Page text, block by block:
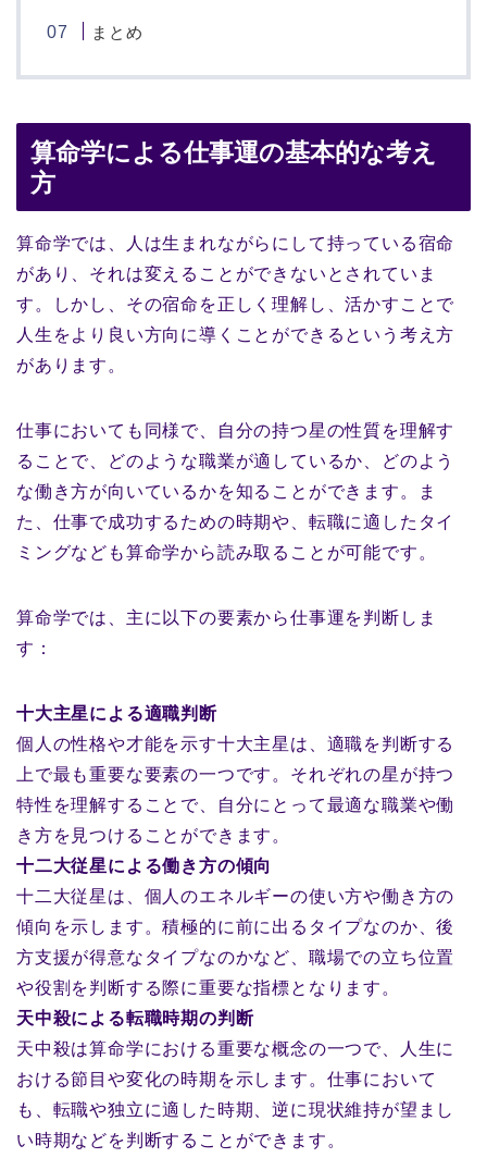
まとめ
算命学による仕事運の基本的な考え
方
算命学では、人は生まれながらにして持っている宿命
があり、それは変えることができないとされていま
す。しかし、その宿命を正しく理解し、活かすことで
人生をより良い方向に導くことができるという考え方
があります。
仕事においても同様で、自分の持つ星の性質を理解す
ることで、どのような職業が適しているか、どのよう
な働き方が向いているかを知ることができます。ま
た、仕事で成功するための時期や、転職に適したタイ
ミングなども算命学から読み取ることが可能です。
算命学では、主に以下の要素から仕事運を判断しま
す：
十大主星による適職判断
個人の性格や才能を示す十大主星は、適職を判断する
上で最も重要な要素の一つです。それぞれの星が持つ
特性を理解することで、自分にとって最適な職業や働
き方を見つけることができます。
十二大従星による働き方の傾向
十二大従星は、個人のエネルギーの使い方や働き方の
傾向を示します。積極的に前に出るタイプなのか、後
方支援が得意なタイプなのかなど、職場での立ち位置
や役割を判断する際に重要な指標となります。
天中殺による転職時期の判断
天中殺は算命学における重要な概念の一つで、人生に
おける節目や変化の時期を示します。仕事において
も、転職や独立に適した時期、逆に現状維持が望まし
い時期などを判断することができます。